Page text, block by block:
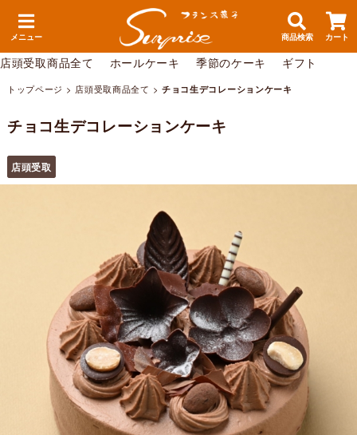
メニュー 商品検索 カート
店頭受取商品全て ホールケーキ 季節のケーキ ギフト
トップページ > 店頭受取商品全て > チョコ生デコレーションケーキ
チョコ生デコレーションケーキ
店頭受取